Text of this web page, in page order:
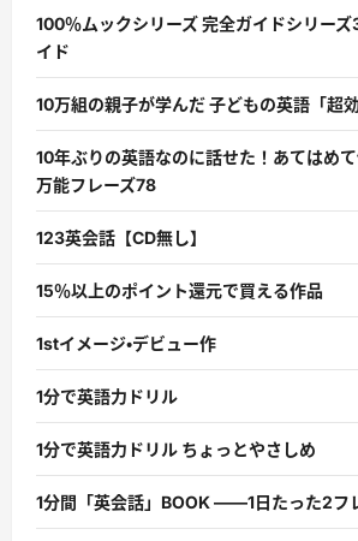
100％ムックシリーズ 完全ガイドシリー
イド
10万組の親子が学んだ 子どもの英語「超
10年ぶりの英語なのに話せた！あてはめ
万能フレーズ78
123英会話【CD無し】
15％以上のポイント還元で買える作品
1stイメージ・デビュー作
1分で英語力ドリル
1分で英語力ドリル ちょっとやさしめ
1分間「英会話」BOOK ――1日たった2フ